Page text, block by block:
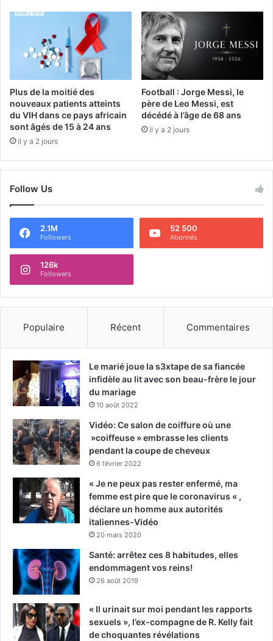
Plus de la moitié des
nouveaux patients atteints
du VIH dans ce pays africain
sont âgés de 15 à 24 ans
il y a 2 jours
Football : Jorge Messi, le
père de Leo Messi, est
décédé à l’âge de 68 ans
il y a 2 jours
Follow Us
2.1M
Followers
52 500
Abonnés
126k
Followers
Populaire Récent Commentaires
Le marié joue la s3xtape de sa fiancée
infidèle au lit avec son beau-frère le jour
du mariage
10 août 2022
Vidéo: Ce salon de coiffure où une
»coiffeuse » embrasse les clients
pendant la coupe de cheveux
6 février 2022
« Je ne peux pas rester enfermé, ma
femme est pire que le coronavirus « ,
déclare un homme aux autorités
italiennes-Vidéo
20 mars 2020
Santé: arrêtez ces 8 habitudes, elles
endommagent vos reins!
26 août 2019
« Il urinait sur moi pendant les rapports
sexuels », l’ex-compagne de R. Kelly fait
de choquantes révélations